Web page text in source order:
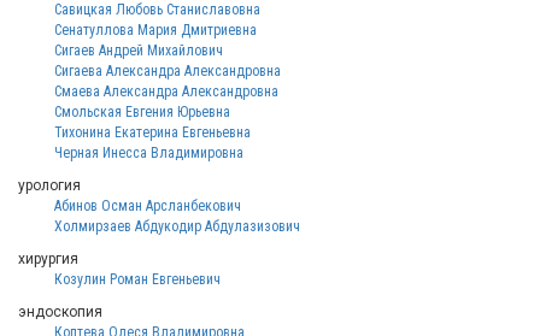
Савицкая Любовь Станиславовна
Сенатуллова Мария Дмитриевна
Сигаев Андрей Михайлович
Сигаева Александра Александровна
Смаева Александра Александровна
Смольская Евгения Юрьевна
Тихонина Екатерина Евгеньевна
Черная Инесса Владимировна
урология
Абинов Осман Арсланбекович
Холмирзаев Абдукодир Абдулазизович
хирургия
Козулин Роман Евгеньевич
эндоскопия
Коптева Олеся Владимировна